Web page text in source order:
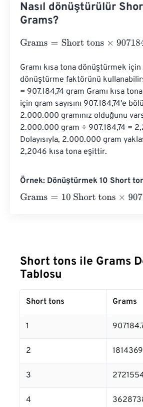
Nasıl dönüştürülür
Grams?
Grams= Short tons ×907184.7
Gramı kısa tona dönüştürmek için
dönüştürme faktörünü
= 907.184,74 gram Gramı kısa
için gram sayısını 907.184,74'e
2.000.000 gramınız olduğunu
2.000.000 gram ÷ 907.184,74 =
Dolayısıyla, 2.000.000 gram
2,2046 kısa tona eşittir.
Örnek: Dönüştürmek 10 Short
Grams= 10 Short tons ×907184.7=
Short tons ile Grams
Tablosu
Short tons Grams
1
2
3
4